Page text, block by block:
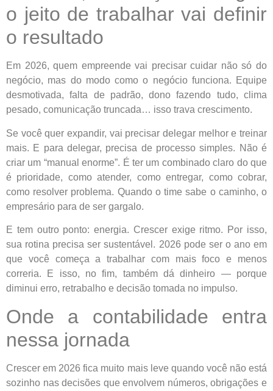
o jeito de trabalhar vai definir
o resultado
Em 2026, quem empreende vai precisar cuidar não só do
negócio, mas do modo como o negócio funciona. Equipe
desmotivada, falta de padrão, dono fazendo tudo, clima
pesado, comunicação truncada… isso trava crescimento.
Se você quer expandir, vai precisar delegar melhor e treinar
mais. E para delegar, precisa de processo simples. Não é
criar um “manual enorme”. É ter um combinado claro do que
é prioridade, como atender, como entregar, como cobrar,
como resolver problema. Quando o time sabe o caminho, o
empresário para de ser gargalo.
E tem outro ponto: energia. Crescer exige ritmo. Por isso,
sua rotina precisa ser sustentável. 2026 pode ser o ano em
que você começa a trabalhar com mais foco e menos
correria. E isso, no fim, também dá dinheiro — porque
diminui erro, retrabalho e decisão tomada no impulso.
Onde a contabilidade entra
nessa jornada
Crescer em 2026 fica muito mais leve quando você não está
sozinho nas decisões que envolvem números, obrigações e